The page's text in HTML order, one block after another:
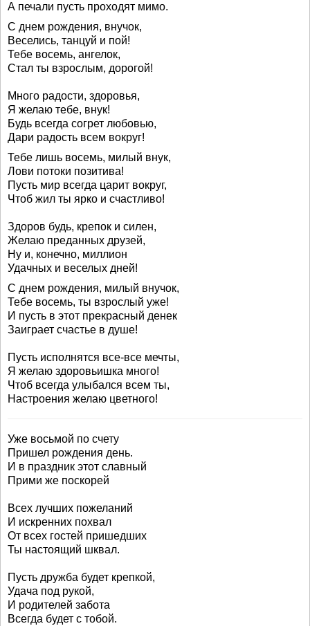
А печали пусть проходят мимо.
С днем рождения, внучок,
Веселись, танцуй и пой!
Тебе восемь, ангелок,
Стал ты взрослым, дорогой!
Много радости, здоровья,
Я желаю тебе, внук!
Будь всегда согрет любовью,
Дари радость всем вокруг!
Тебе лишь восемь, милый внук,
Лови потоки позитива!
Пусть мир всегда царит вокруг,
Чтоб жил ты ярко и счастливо!
Здоров будь, крепок и силен,
Желаю преданных друзей,
Ну и, конечно, миллион
Удачных и веселых дней!
С днем рождения, милый внучок,
Тебе восемь, ты взрослый уже!
И пусть в этот прекрасный денек
Заиграет счастье в душе!
Пусть исполнятся все-все мечты,
Я желаю здоровьишка много!
Чтоб всегда улыбался всем ты,
Настроения желаю цветного!
Уже восьмой по счету
Пришел рождения день.
И в праздник этот славный
Прими же поскорей
Всех лучших пожеланий
И искренних похвал
От всех гостей пришедших
Ты настоящий шквал.
Пусть дружба будет крепкой,
Удача под рукой,
И родителей забота
Всегда будет с тобой.